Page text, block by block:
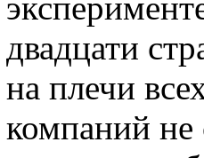
двадцати
на плечи
компаний не